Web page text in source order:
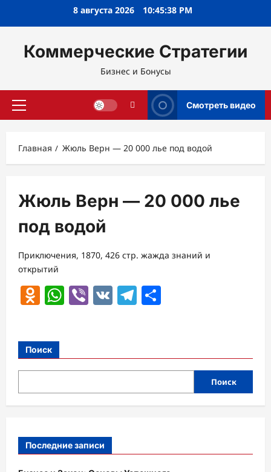
8 августа 2026 10:45:38 PM
Коммерческие Стратегии
Бизнес и Бонусы
Основное
Смотреть видео
Главная Жюль Верн — 20 000 лье под водой
Жюль Верн — 20 000 лье
под водой
Приключения, 1870, 426 стр. жажда знаний и
открытий
Odnoklassniki
WhatsApp
Viber
VK Telegram
Поиск
Поиск
Последние записи